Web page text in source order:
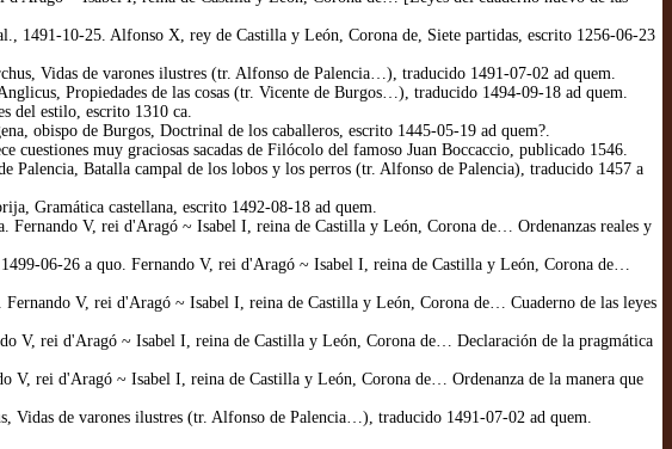
1491-10-25. Alfonso X, rey de Castilla y León, Corona de, Siete partidas, escrito 1256-06-23
Vidas de varones ilustres (tr. Alfonso de Palencia…), traducido 1491-07-02 ad quem.
Propiedades de las cosas (tr. Vicente de Burgos…), traducido 1494-09-18 ad quem.
del estilo, escrito 1310 ca.
obispo de Burgos, Doctrinal de los caballeros, escrito 1445-05-19 ad quem?.
muy graciosas sacadas de Filócolo del famoso Juan Boccaccio, publicado 1546.
Batalla campal de los lobos y los perros (tr. Alfonso de Palencia), traducido 1457 a
Gramática castellana, escrito 1492-08-18 ad quem.
V, rei d'Aragó ~ Isabel I, reina de Castilla y León, Corona de… Ordenanzas reales y
06-26 a quo. Fernando V, rei d'Aragó ~ Isabel I, reina de Castilla y León, Corona de…
V, rei d'Aragó ~ Isabel I, reina de Castilla y León, Corona de… Cuaderno de las leyes
V, rei d'Aragó ~ Isabel I, reina de Castilla y León, Corona de… Declaración de la pragmática
rei d'Aragó ~ Isabel I, reina de Castilla y León, Corona de… Ordenanza de la manera que
de varones ilustres (tr. Alfonso de Palencia…), traducido 1491-07-02 ad quem.